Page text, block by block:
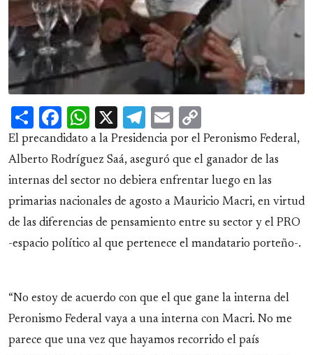
ShareFacebook
WhatsApp
X Telegram
Email
Link
El precandidato a la Presidencia por el Peronismo Federal,
Alberto Rodríguez Saá, aseguró que el ganador de las
internas del sector no debiera enfrentar luego en las
primarias nacionales de agosto a Mauricio Macri, en virtud
de las diferencias de pensamiento entre su sector y el PRO
-espacio político al que pertenece el mandatario porteño-.
“No estoy de acuerdo con que el que gane la interna del
Peronismo Federal vaya a una interna con Macri. No me
parece que una vez que hayamos recorrido el país